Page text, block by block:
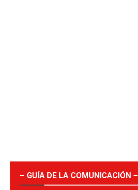
– GUÍA DE LA COMUNICACIÓN –